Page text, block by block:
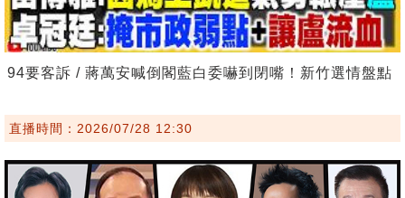
94要客訴 / 蔣萬安喊倒閣藍白委嚇到閉嘴！新竹選情盤點
直播時間：2026/07/28 12:30